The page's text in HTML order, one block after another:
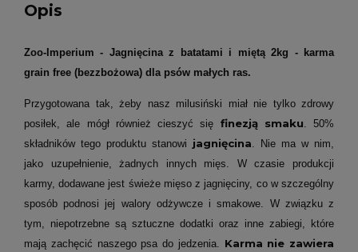
Opis
Zoo-Imperium - Jagnięcina z batatami i miętą 2kg - karma
grain free (bezzbożowa) dla psów małych ras.
Przygotowana tak, żeby nasz milusiński miał nie tylko zdrowy
posiłek, ale mógł również cieszyć się finezją smaku. 50%
składników tego produktu stanowi jagnięcina. Nie ma w nim,
jako uzupełnienie, żadnych innych mięs. W czasie produkcji
karmy, dodawane jest świeże mięso z jagnięciny, co w szczególny
sposób podnosi jej walory odżywcze i smakowe. W związku z
tym, niepotrzebne są sztuczne dodatki oraz inne zabiegi, które
mają zachęcić naszego psa do jedzenia. Karma nie zawiera